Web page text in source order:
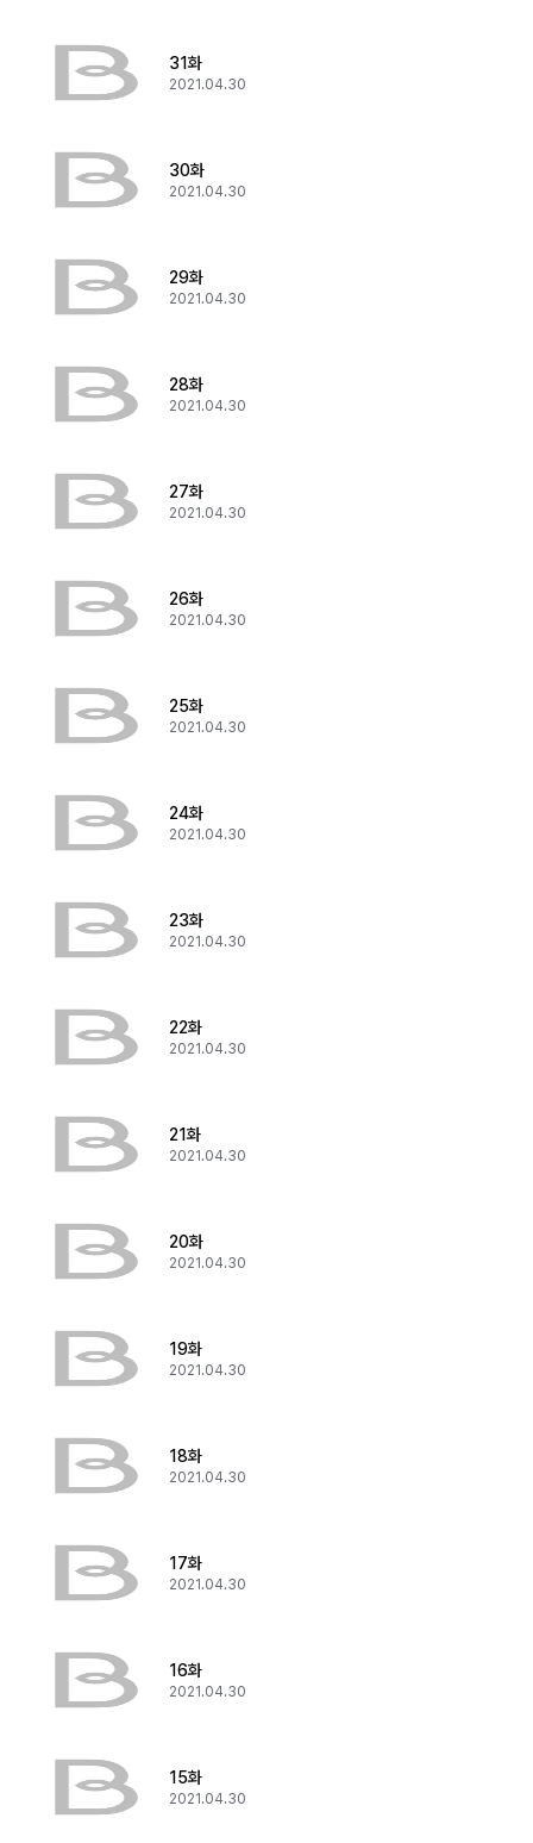
31화
2021.04.30
30화
2021.04.30
29화
2021.04.30
28화
2021.04.30
27화
2021.04.30
26화
2021.04.30
25화
2021.04.30
24화
2021.04.30
23화
2021.04.30
22화
2021.04.30
21화
2021.04.30
20화
2021.04.30
19화
2021.04.30
18화
2021.04.30
17화
2021.04.30
16화
2021.04.30
15화
2021.04.30